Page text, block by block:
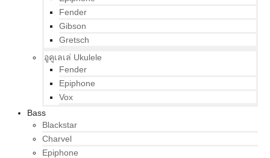
Fender
Gibson
Gretsch
อูคูเลเล่ Ukulele
Fender
Epiphone
Vox
Bass
Blackstar
Charvel
Epiphone